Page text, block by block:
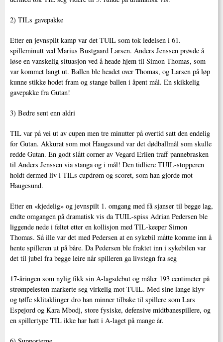
2) TILs gavepakke
Etter en jevnspilt kamp var det TUIL som tok ledelsen i 61.
spilleminutt ved Marius Bustgaard Larsen. Anders Jenssen prøvde å
løse en vanskelig situasjon ved å heade hjem til Simon Thomas, som
var kommet langt ut. Ballen ble headet over Thomas, og Larsen på løp
kunne stikke hodet fram og stange ballen i åpent mål. En skikkelig
gavepakke fra Gutan!
3) Bedre sent enn aldri
TIL var på vei ut av cupen men tre minutter på overtid satt den endelig
for Gutan. Akkurat som mot Haugesund var det dødballmål som skulle
redde Gutan. En godt slått corner av Vegard Erlien traff pannebrasken
til Anders Jenssen via stanga og i mål! Den tidliere TUIL-stopperen
holdt dermed liv i TILs cupdrøm og scoret, som han gjorde mot
Haugesund.
Etter en «kjedelig» og jevnspilt 1. omgang med få sjanser til begge lag,
endte omgangen på dramatisk vis da TUIL-spiss Adrian Pedersen ble
liggende nede i feltet etter en kollisjon med TIL-keeper Simon
Thomas. Så ille var det med Pedersen at en sykebil måtte komme inn å
hente spilleren ut på båre. Da Pedersen ble fraktet inn i sykebilen var
det til jubel fra begge leire når spilleren ga livstegn fra seg
17-åringen som nylig fikk sin A-lagsdebut og måler 193 centimeter på
strømpelesten markerte seg virkelig mot TUIL. Med sine lange klyv
og tøffe sklitaklinger dro han minner tilbake til spillere som Lars
Espejord og Kara Mbodj, store fysiske, defensive midtbanespillere, og
en spillertype TIL ikke har hatt i A-laget på mange år.